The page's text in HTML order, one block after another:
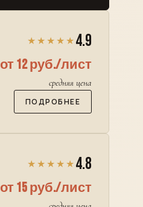
★★★★★ 4.9
от 12 руб./лист
средняя цена
ПОДРОБНЕЕ
★★★★★ 4.8
от 15 руб./лист